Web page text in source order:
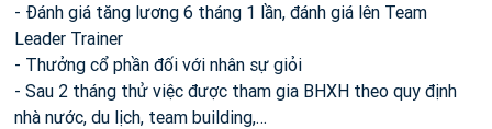
- Đánh giá tăng lương 6 tháng 1 lần, đánh giá lên Team
Leader Trainer
- Thưởng cổ phần đối với nhân sự giỏi
- Sau 2 tháng thử việc được tham gia BHXH theo quy định
nhà nước, du lịch, team building,…